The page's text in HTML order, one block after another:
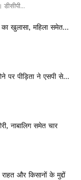
का खुलासा, महिला समेत...
पर पीड़िता ने एसपी से...
नाबालिग समेत चार
और किसानों के मुद्दों